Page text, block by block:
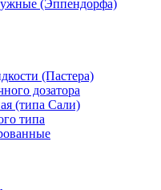
(Эппендорфа)
(Пастера)
дозатора
(типа Сали)
типа